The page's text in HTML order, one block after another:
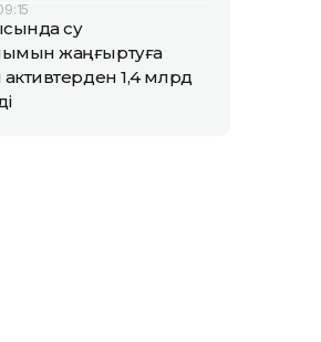
су
жаңғыртуға
активтерден 1,4 млрд